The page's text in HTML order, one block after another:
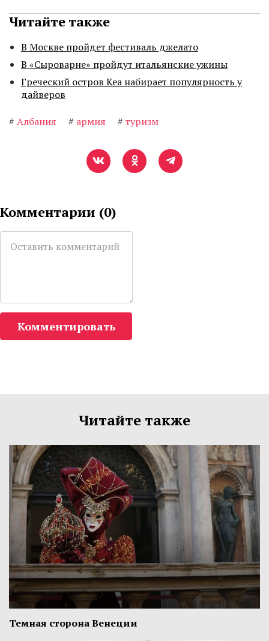
Читайте также
В Москве пройдет фестиваль джелато
В «Сыроварне» пройдут итальянские ужины
Греческий остров Кеа набирает популярность у
дайверов
# Албания # армия # туризм
Комментарии (0)
Комментировать
Читайте также
Темная сторона Венеции